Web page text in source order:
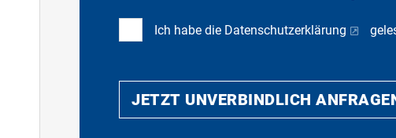
Ich habe die Datenschutzerklärung
JETZT UNVERBINDLICH